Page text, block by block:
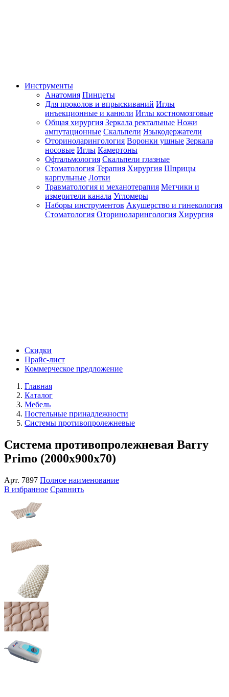
Инструменты
Анатомия Пинцеты
Для проколов и впрыскиваний Иглы
инъекционные и канюли Иглы костномозговые
Общая хирургия Зеркала ректальные Ножи
ампутационные Скальпели Языкодержатели
Оториноларингология Воронки ушные Зеркала
носовые Иглы Камертоны
Офтальмология Скальпели глазные
Стоматология Терапия Хирургия Шприцы
карпульные Лотки
Травматология и механотерапия Метчики и
измерители канала Угломеры
Наборы инструментов Акушерство и гинекология
Стоматология Оториноларингология Хирургия
Скидки
Прайс-лист
Коммерческое предложение
Главная
Каталог
Мебель
Постельные принадлежности
Системы противопролежневые
Система противопролежневая Barry
Primo (2000x900x70)
Арт. 7897 Полное наименование
В избранное Сравнить